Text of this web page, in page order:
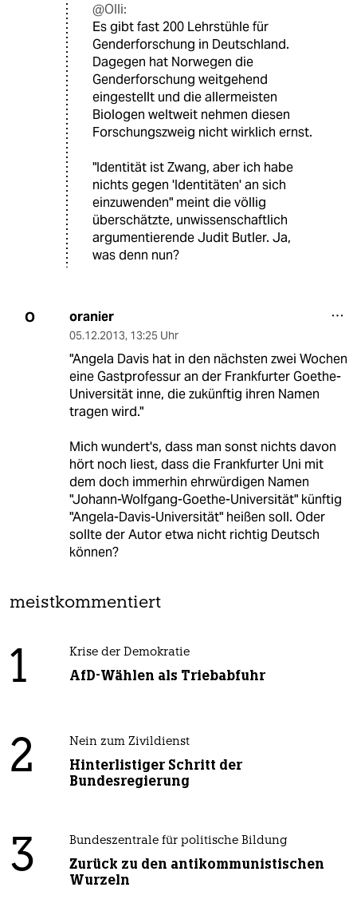
@Olli:
Es gibt fast 200 Lehrstühle für
Genderforschung in Deutschland.
Dagegen hat Norwegen die
Genderforschung weitgehend
eingestellt und die allermeisten
Biologen weltweit nehmen diesen
Forschungszweig nicht wirklich ernst.
"Identität ist Zwang, aber ich habe
nichts gegen 'Identitäten' an sich
einzuwenden" meint die völlig
überschätzte, unwissenschaftlich
argumentierende Judit Butler. Ja,
was denn nun?
O oranier
05.12.2013, 13:25 Uhr
"Angela Davis hat in den nächsten zwei Wochen
eine Gastprofessur an der Frankfurter Goethe-
Universität inne, die zukünftig ihren Namen
tragen wird."
Mich wundert's, dass man sonst nichts davon
hört noch liest, dass die Frankfurter Uni mit
dem doch immerhin ehrwürdigen Namen
"Johann-Wolfgang-Goethe-Universität" künftig
"Angela-Davis-Universität" heißen soll. Oder
sollte der Autor etwa nicht richtig Deutsch
können?
meistkommentiert
1 Krise der Demokratie
AfD-Wählen als Triebabfuhr
2 Nein zum Zivildienst
Hinterlistiger Schritt der
Bundesregierung
3 Bundeszentrale für politische Bildung
Zurück zu den antikommunistischen
Wurzeln